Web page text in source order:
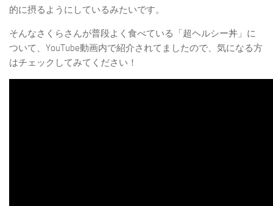
的に摂るようにしているみたいです。
そんなさくらさんが普段よく食べている「超ヘルシー丼 」に
ついて、YouTube動画内で紹介されてましたので、気になる方
はチェックしてみてください！